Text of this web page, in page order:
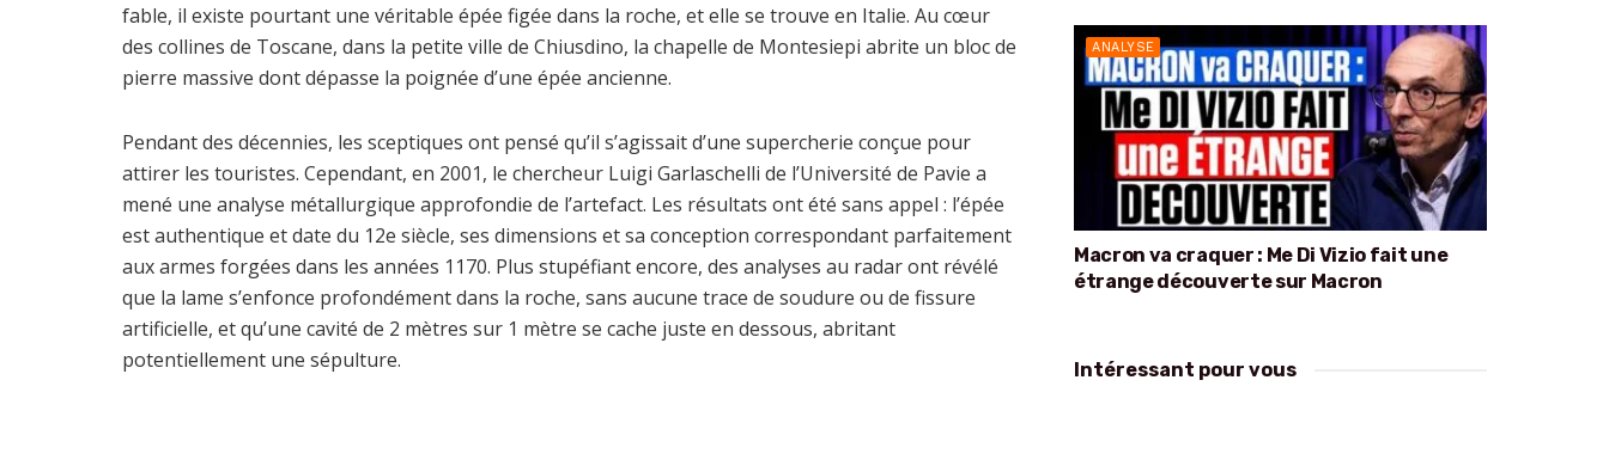
fable, il existe pourtant une véritable épée figée dans la roche, et elle se trouve en Italie. Au cœur
des collines de Toscane, dans la petite ville de Chiusdino, la chapelle de Montesiepi abrite un bloc de
pierre massive dont dépasse la poignée d’une épée ancienne.
Pendant des décennies, les sceptiques ont pensé qu’il s’agissait d’une supercherie conçue pour
attirer les touristes. Cependant, en 2001, le chercheur Luigi Garlaschelli de l’Université de Pavie a
mené une analyse métallurgique approfondie de l’artefact. Les résultats ont été sans appel : l’épée
est authentique et date du 12e siècle, ses dimensions et sa conception correspondant parfaitement
aux armes forgées dans les années 1170. Plus stupéfiant encore, des analyses au radar ont révélé
que la lame s’enfonce profondément dans la roche, sans aucune trace de soudure ou de fissure
artificielle, et qu’une cavité de 2 mètres sur 1 mètre se cache juste en dessous, abritant
potentiellement une sépulture.
ANALYSE
Macron va craquer : Me Di Vizio fait une
étrange découverte sur Macron
Intéressant pour vous